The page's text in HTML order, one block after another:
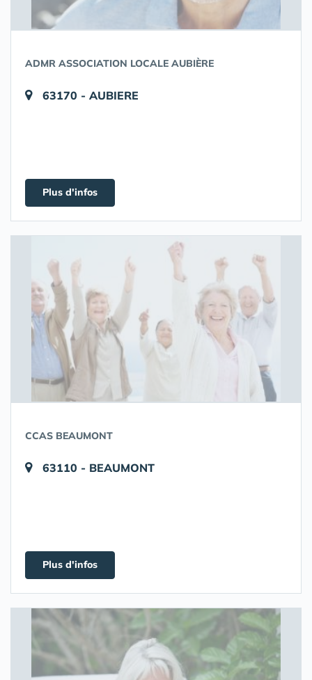
ADMR ASSOCIATION LOCALE AUBIÈRE
63170 - AUBIERE
Plus d'infos
CCAS BEAUMONT
63110 - BEAUMONT
Plus d'infos